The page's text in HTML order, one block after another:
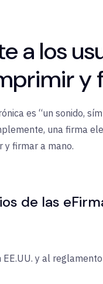
a los
y
es “un sonido,
una firma
y firmar a mano.
de las
EE.UU. y al